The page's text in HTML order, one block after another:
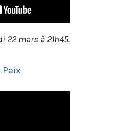
22 mars à 21h45.